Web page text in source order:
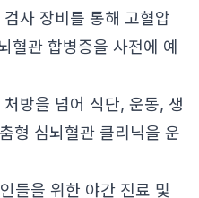
검사 장비를 통해 고혈압
혈관 합병증을 사전에 예
처방을 넘어 식단, 운동, 생
형 심뇌혈관 클리닉을 운
들을 위한 야간 진료 및